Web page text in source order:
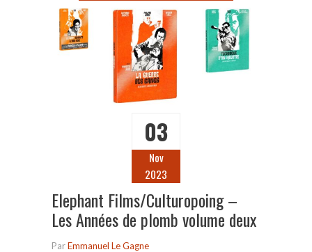
03
Nov
2023
Elephant Films/Culturopoing –
Les Années de plomb volume deux
ParEmmanuel Le Gagne